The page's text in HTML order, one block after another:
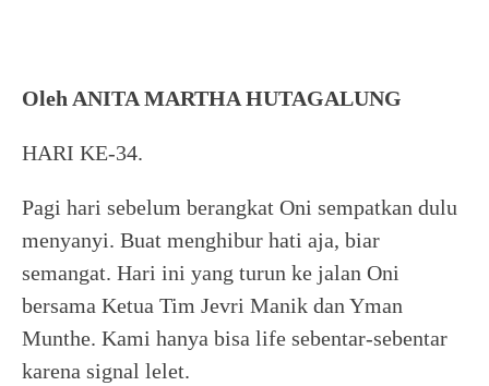
Oleh ANITA MARTHA HUTAGALUNG
HARI KE-34.
Pagi hari sebelum berangkat Oni sempatkan dulu
menyanyi. Buat menghibur hati aja, biar
semangat. Hari ini yang turun ke jalan Oni
bersama Ketua Tim Jevri Manik dan Yman
Munthe. Kami hanya bisa life sebentar-sebentar
karena signal lelet.